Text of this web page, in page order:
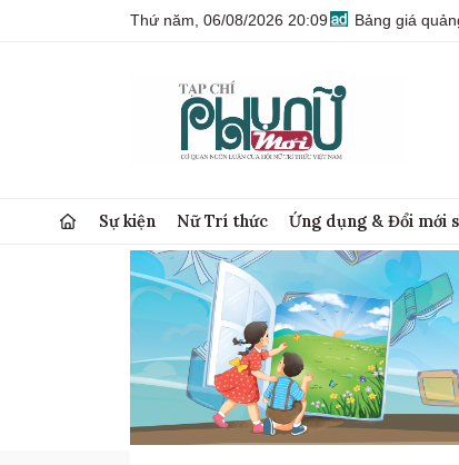
Thứ năm, 06/08/2026 20:09 Bảng giá
Sự kiện Nữ Trí thức Ứng dụng & Đổi mới